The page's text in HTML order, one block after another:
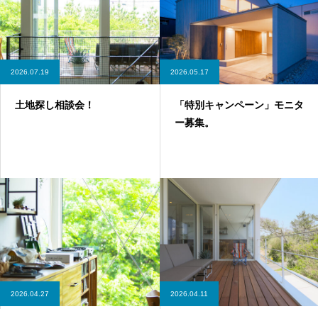
2026.07.19
土地探し相談会！
2026.05.17
「特別キャンペーン」モニタ
ー募集。
2026.04.27 2026.04.11